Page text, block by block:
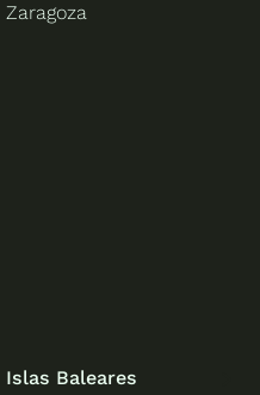
Zaragoza
Islas Baleares